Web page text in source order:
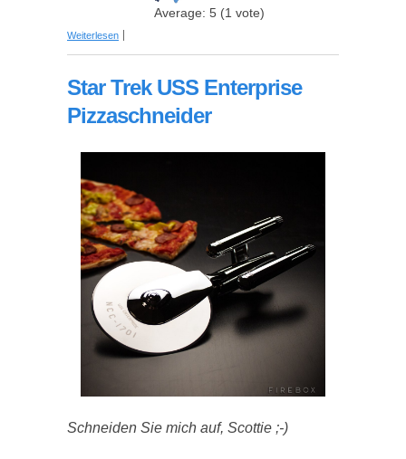
Average: 5 (1 vote)
Weiterlesen über Stimmungslampe "Todesstern"
Star Trek USS Enterprise
Pizzaschneider
Schneiden Sie mich auf, Scottie ;-)